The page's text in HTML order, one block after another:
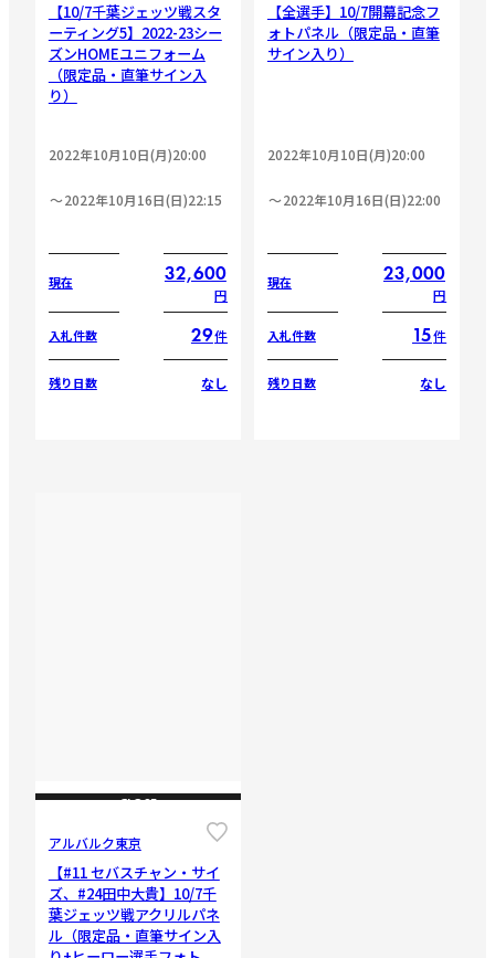
【10/7千葉ジェッツ戦スタ
ーティング5】2022-23シー
ズンHOMEユニフォーム
（限定品・直筆サイン入
り）
2022年10月10日(月)20:00
2022年10月16日(日)22:15
現在 32,600
円
入札件数 29件
残り日数 なし
【全選手】10/7開幕記念フ
ォトパネル（限定品・直筆
サイン入り）
2022年10月10日(月)20:00
2022年10月16日(日)22:00
現在 23,000
円
入札件数 15件
残り日数 なし
CLOSE
アルバルク東京
【#11 セバスチャン・サイ
ズ、#24田中大貴】10/7千
葉ジェッツ戦アクリルパネ
ル（限定品・直筆サイン入